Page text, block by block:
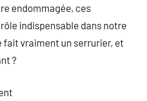
endommagée, ces
indispensable dans notre
fait vraiment un serrurier, et
?